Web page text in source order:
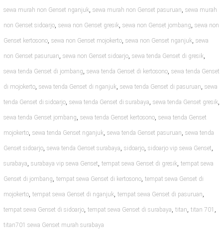
sewa murah non Genset nganjuk, sewa murah non Genset pasuruan, sewa murah
non Genset sidoarjo, sewa non Genset gresik, sewa non Genset jombang, sewa non
Genset kertosono, sewa non Genset mojokerto, sewa non Genset nganjuk, sewa
non Genset pasuruan, sewa non Genset sidoarjo, sewa tenda Genset di gresik,
sewa tenda Genset di jombang, sewa tenda Genset di kertosono, sewa tenda Genset
di mojokerto, sewa tenda Genset di nganjuk, sewa tenda Genset di pasuruan, sewa
tenda Genset di sidoarjo, sewa tenda Genset di surabaya, sewa tenda Genset gresik,
sewa tenda Genset jombang, sewa tenda Genset kertosono, sewa tenda Genset
mojokerto, sewa tenda Genset nganjuk, sewa tenda Genset pasuruan, sewa tenda
Genset sidoarjo, sewa tenda Genset surabaya, sidoarjo, sidoarjo vip sewa Genset,
surabaya, surabaya vip sewa Genset, tempat sewa Genset di gresik, tempat sewa
Genset di jombang, tempat sewa Genset di kertosono, tempat sewa Genset di
mojokerto, tempat sewa Genset di nganjuk, tempat sewa Genset di pasuruan,
tempat sewa Genset di sidoarjo, tempat sewa Genset di surabaya, titan, titan 701 ,
titan701 sewa Genset murah surabaya